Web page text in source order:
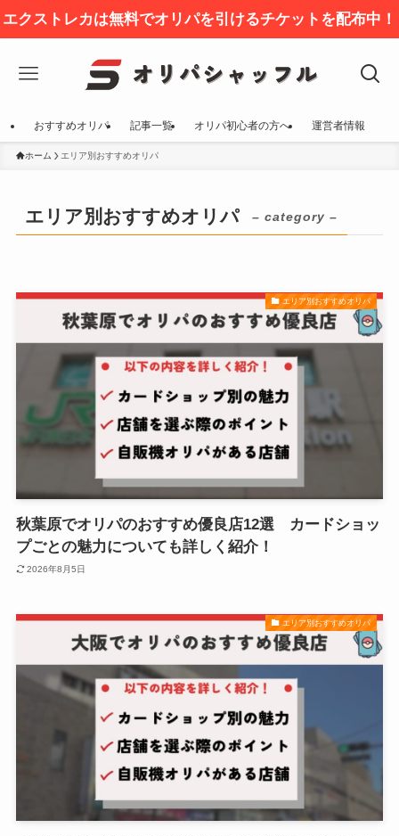
エクストレカは無料でオリパを引けるチケットを配布中！
おすすめオリパ 記事一覧 オリパ初心者の方へ 運営者情報
ホーム エリア別おすすめオリパ
エリア別おすすめオリパ – category –
エリア別おすすめオリパ
秋葉原でオリパのおすすめ優良店12選 カードショッ
プごとの魅力についても詳しく紹介！
2026年8月5日
エリア別おすすめオリパ